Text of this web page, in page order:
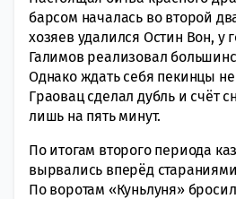
барсом началась во второй
хозяев удалился Остин Вон, у
Галимов реализовал
Однако ждать себя пекинцы
Граовац сделал дубль и счёт
лишь на пять минут.
По итогам второго периода
вырвались вперёд
По воротам «Куньлуня»